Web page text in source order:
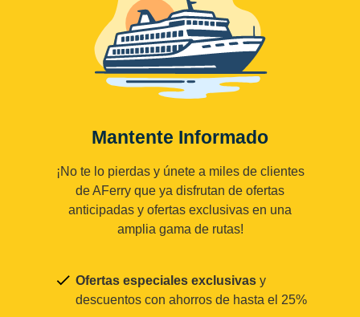
Mantente Informado
¡No te lo pierdas y únete a miles de clientes
de AFerry que ya disfrutan de ofertas
anticipadas y ofertas exclusivas en una
amplia gama de rutas!
Ofertas especiales exclusivas y
descuentos con ahorros de hasta el 25%